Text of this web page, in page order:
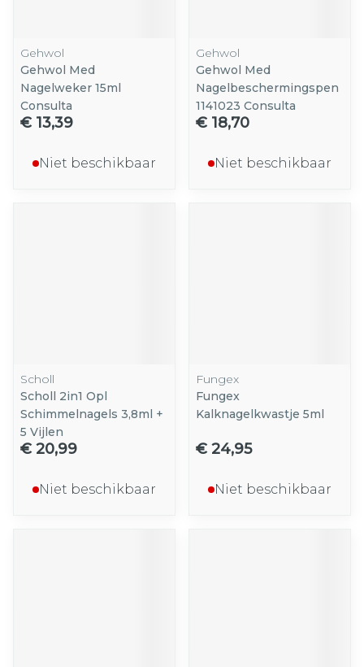
Gehwol
Gehwol Med
Nagelweker 15ml
Consulta
€ 13,39
Niet beschikbaar
Gehwol
Gehwol Med
Nagelbeschermingspen
1141023 Consulta
€ 18,70
Niet beschikbaar
Scholl
Scholl 2in1 Opl
Schimmelnagels 3,8ml +
5 Vijlen
€ 20,99
Niet beschikbaar
Fungex
Fungex
Kalknagelkwastje 5ml
€ 24,95
Niet beschikbaar